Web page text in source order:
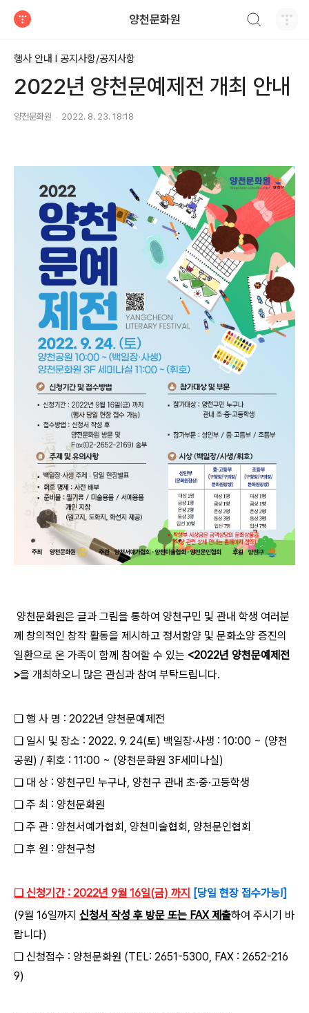
양천문화원
행사 안내 Ι 공지사항/공지사항
2022년 양천문예제전 개최 안내
양천문화원 2022. 8. 23. 18:18
양천문화원은 글과 그림을 통하여 양천구민 및 관내 학생 여러분
께 창의적인 창작 활동을 제시하고 정서함양 및 문화소양 증진의
일환으로 온 가족이 함께 참여할 수 있는 <2022년 양천문예제전
>을 개최하오니 많은 관심과 참여 부탁드립니다.
❏ 행 사 명 : 2022년 양천문예제전
❏ 일시 및 장소 : 2022. 9. 24(토) 백일장·사생 : 10:00 ~ (양천
공원) / 휘호 : 11:00 ~ (양천문화원 3F세미나실)
❏ 대 상 : 양천구민 누구나, 양천구 관내 초·중·고등학생
❏ 주 최 : 양천문화원
❏ 주 관 : 양천서예가협회, 양천미술협회, 양천문인협회
❏ 후 원 : 양천구청
❏ 신청기간 : 2022년 9월 16일(금) 까지 [당일 현장 접수가능!]
(9월 16일까지 신청서 작성 후 방문 또는 FAX제출하여 주시기 바
랍니다)
❏ 신청접수 : 양천문화원 (TEL: 2651-5300, FAX : 2652-216
9)